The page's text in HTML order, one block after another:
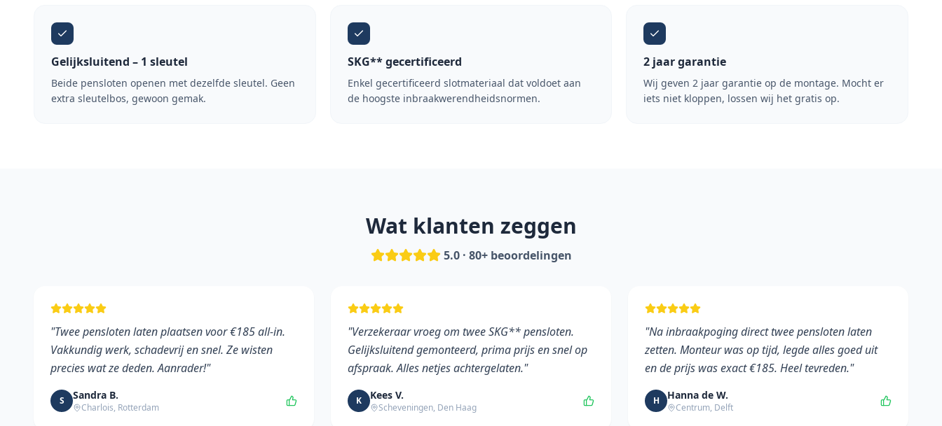
Gelijksluitend – 1 sleutel
Beide pensloten openen met dezelfde sleutel. Geen
extra sleutelbos, gewoon gemak.
SKG** gecertificeerd
Enkel gecertificeerd slotmateriaal dat voldoet aan
de hoogste inbraakwerendheidsnormen.
2 jaar garantie
Wij geven 2 jaar garantie op de montage. Mocht er
iets niet kloppen, lossen wij het gratis op.
Wat klanten zeggen
5.0 · 80+ beoordelingen
"Twee pensloten laten plaatsen voor €185 all-in.
Vakkundig werk, schadevrij en snel. Ze wisten
precies wat ze deden. Aanrader!"
S Sandra B.
Charlois, Rotterdam
"Verzekeraar vroeg om twee SKG** pensloten.
Gelijksluitend gemonteerd, prima prijs en snel op
afspraak. Alles netjes achtergelaten."
K Kees V.
Scheveningen, Den Haag
"Na inbraakpoging direct twee pensloten laten
zetten. Monteur was op tijd, legde alles goed uit
en de prijs was exact €185. Heel tevreden."
H Hanna de W.
Centrum, Delft